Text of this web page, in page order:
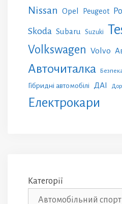
Nissan Opel Peugeot
Skoda Subaru Suzuki
Volkswagen Volvo
Авточиталка Безпека
Гібридні автомобілі ДАІ
Електрокари
Категорії